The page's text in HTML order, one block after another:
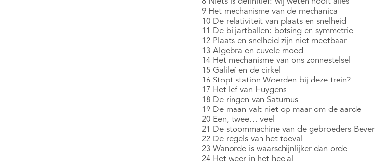
8 Niets is definitief: wij weten nooit alles
9 Het mechanisme van de mechanica
10 De relativiteit van plaats en snelheid
11 De biljartballen: botsing en symmetrie
12 Plaats en snelheid zijn niet meetbaar
13 Algebra en euvele moed
14 Het mechanisme van ons zonnestelsel
15 Galileï en de cirkel
16 Stopt station Woerden bij deze trein?
17 Het lef van Huygens
18 De ringen van Saturnus
19 De maan valt niet op maar om de aarde
20 Een, twee… veel
21 De stoommachine van de gebroeders Bever
22 De regels van het toeval
23 Wanorde is waarschijnlijker dan orde
24 Het weer in het heelal